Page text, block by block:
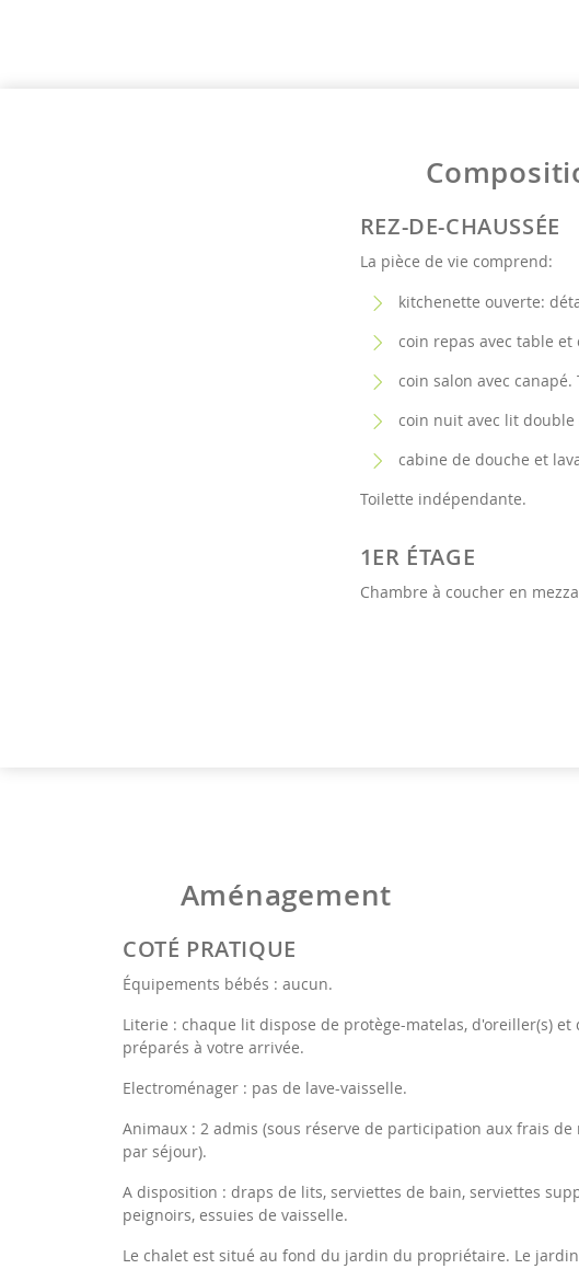
REZ-DE-CHAUSSÉE
La pièce de vie comprend:
kitchenette ouverte:
coin repas avec table
coin salon avec
coin nuit avec lit double
cabine de douche et
Toilette indépendante.
1ER ÉTAGE
Chambre à coucher en
Aménagement
COTÉ PRATIQUE
Équipements bébés : aucun.
Literie : chaque lit dispose de protège-matelas, d'oreiller(s)
préparés à votre arrivée.
Electroménager : pas de lave-vaisselle.
Animaux : 2 admis (sous réserve de participation aux frais de
par séjour).
A disposition : draps de lits, serviettes de bain, serviettes
peignoirs, essuies de vaisselle.
Le chalet est situé au fond du jardin du propriétaire. Le